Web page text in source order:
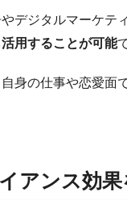
デジタルマーケテ
用することが可能
身の仕事や恋愛面
アンス効